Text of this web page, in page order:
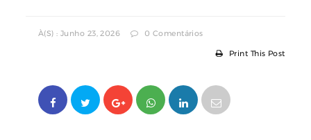
À(s) : Junho 23, 2026 0 Comentários
Print This Post